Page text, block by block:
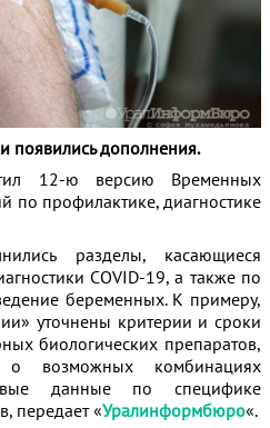
появились дополнения.
12-ю версию Временных
по профилактике, диагностике
разделы, касающиеся
COVID-19, а также по
беременных. К примеру,
уточнены критерии и сроки
биологических препаратов,
о возможных комбинациях
данные по специфике
передает «Уралинформбюро«.